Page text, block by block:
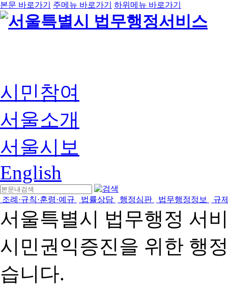
본문 바로가기 주메뉴 바로가기 하위메뉴 바로가기
시민참여
서울소개
서울시보
English
조례·규칙·훈령·예규 법률상담 행정심판 법무행정정보 규
서울특별시 법무행정 서
시민권익증진을 위한 행
습니다.